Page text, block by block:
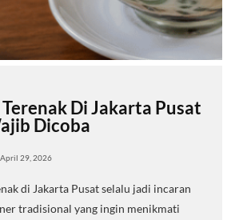
Di Jakarta Pusat
Dicoba
April 29, 2026
di Jakarta Pusat selalu jadi incaran
tradisional yang ingin menikmati